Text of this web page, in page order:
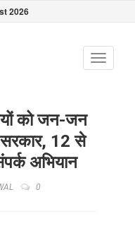
2026
Toggle
को जन-जन
सरकार, 12 से
अभियान
0